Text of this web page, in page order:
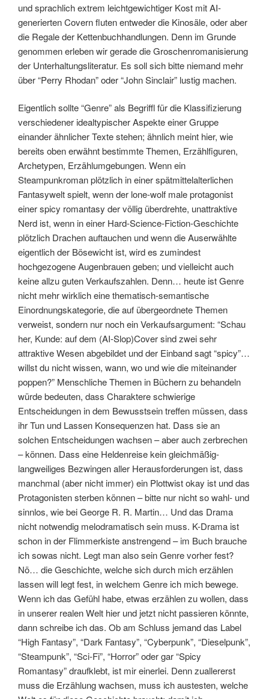
und sprachlich extrem leichtgewichtiger Kost mit AI-
generierten Covern fluten entweder die Kinosäle, oder aber
die Regale der Kettenbuchhandlungen. Denn im Grunde
genommen erleben wir gerade die Groschenromanisierung
der Unterhaltungsliteratur. Es soll sich bitte niemand mehr
über “Perry Rhodan” oder “John Sinclair” lustig machen.
Eigentlich sollte “Genre” als Begriffl für die Klassifizierung
verschiedener idealtypischer Aspekte einer Gruppe
einander ähnlicher Texte stehen; ähnlich meint hier, wie
bereits oben erwähnt bestimmte Themen, Erzählfiguren,
Archetypen, Erzählumgebungen. Wenn ein
Steampunkroman plötzlich in einer spätmittelalterlichen
Fantasywelt spielt, wenn der lone-wolf male protagonist
einer spicy romantasy der völlig überdrehte, unattraktive
Nerd ist, wenn in einer Hard-Science-Fiction-Geschichte
plötzlich Drachen auftauchen und wenn die Auserwählte
eigentlich der Bösewicht ist, wird es zumindest
hochgezogene Augenbrauen geben; und vielleicht auch
keine allzu guten Verkaufszahlen. Denn… heute ist Genre
nicht mehr wirklich eine thematisch-semantische
Einordnungskategorie, die auf übergeordnete Themen
verweist, sondern nur noch ein Verkaufsargument: “Schau
her, Kunde: auf dem (AI-Slop)Cover sind zwei sehr
attraktive Wesen abgebildet und der Einband sagt “spicy”…
willst du nicht wissen, wann, wo und wie die miteinander
poppen?” Menschliche Themen in Büchern zu behandeln
würde bedeuten, dass Charaktere schwierige
Entscheidungen in dem Bewusstsein treffen müssen, dass
ihr Tun und Lassen Konsequenzen hat. Dass sie an
solchen Entscheidungen wachsen – aber auch zerbrechen
– können. Dass eine Heldenreise kein gleichmäßig-
langweiliges Bezwingen aller Herausforderungen ist, dass
manchmal (aber nicht immer) ein Plottwist okay ist und das
Protagonisten sterben können – bitte nur nicht so wahl- und
sinnlos, wie bei George R. R. Martin… Und das Drama
nicht notwendig melodramatisch sein muss. K-Drama ist
schon in der Flimmerkiste anstrengend – im Buch brauche
ich sowas nicht. Legt man also sein Genre vorher fest?
Nö… die Geschichte, welche sich durch mich erzählen
lassen will legt fest, in welchem Genre ich mich bewege.
Wenn ich das Gefühl habe, etwas erzählen zu wollen, dass
in unserer realen Welt hier und jetzt nicht passieren könnte,
dann schreibe ich das. Ob am Schluss jemand das Label
“High Fantasy”, “Dark Fantasy”, “Cyberpunk”, “Dieselpunk”,
“Steampunk”, “Sci-Fi”, “Horror” oder gar “Spicy
Romantasy” draufklebt, ist mir einerlei. Denn zuallererst
muss die Erzählung wachsen, muss ich austesten, welche